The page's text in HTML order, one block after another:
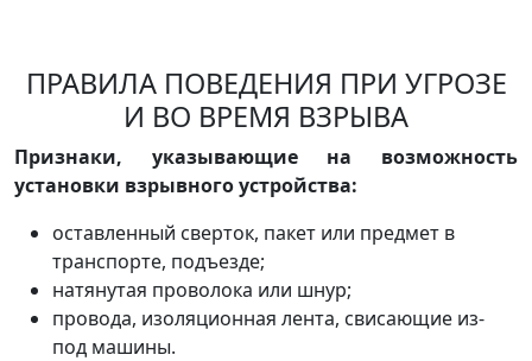
ПРАВИЛА ПОВЕДЕНИЯ ПРИ УГРОЗЕ
И ВО ВРЕМЯ ВЗРЫВА
Признаки, указывающие на возможность
установки взрывного устройства:
оставленный сверток, пакет или предмет в
транспорте, подъезде;
натянутая проволока или шнур;
провода, изоляционная лента, свисающие из-
под машины.